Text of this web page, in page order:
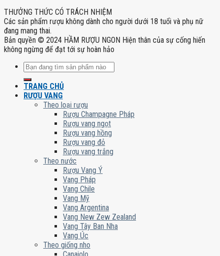
THƯỞNG THỨC CÓ TRÁCH NHIỆM
Các sản phẩm rượu không dành cho người dưới 18 tuổi và phụ nữ
đang mang thai.
Bản quyền © 2024 HẦM RƯỢU NGON Hiện thân của sự cống hiến
không ngừng để đạt tới sự hoàn hảo
Tìm
kiếm:
TRANG CHỦ
RƯỢU VANG
Theo loại rượu
Rượu Champagne Pháp
Rượu vang ngọt
Rượu vang hồng
Rượu vang đỏ
Rượu vang trắng
Theo nước
Rượu Vang Ý
Vang Pháp
Vang Chile
Vang Mỹ
Vang Argentina
Vang New Zew Zealand
Vang Tây Ban Nha
Vang Úc
Theo giống nho